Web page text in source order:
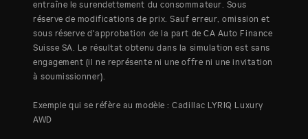
entraîne le surendettement du consommateur. Sous
réserve de modifications de prix. Sauf erreur, omission et
sous réserve d'approbation de la part de CA Auto Finance
Suisse SA. Le résultat obtenu dans la simulation est sans
engagement (il ne représente ni une offre ni une invitation
à soumissionner).
Exemple qui se réfère au modèle : Cadillac LYRIQ Luxury
AWD